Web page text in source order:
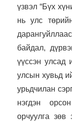
үзвэл “Бүх
нь улс
байдал,
үүссэн улсад
улсын хувьд
урьдчилан
нэгдэн
орчуулга зөв